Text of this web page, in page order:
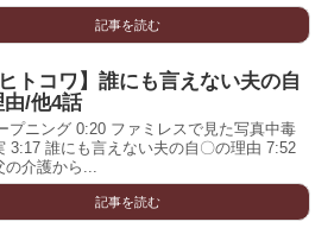
記事を読む
ヒトコワ】誰にも言えない夫の自
由/他4話
プニング 0:20 ファミレスで見た写真中毒
3:17 誰にも言えない夫の自〇の理由 7:52
の介護から...
記事を読む